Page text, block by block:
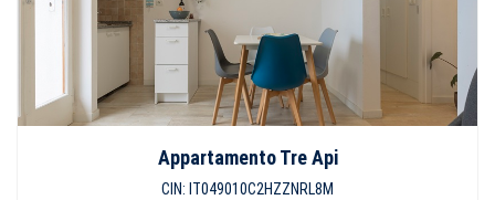
Appartamento Tre Api
CIN: IT049010C2HZZNRL8M